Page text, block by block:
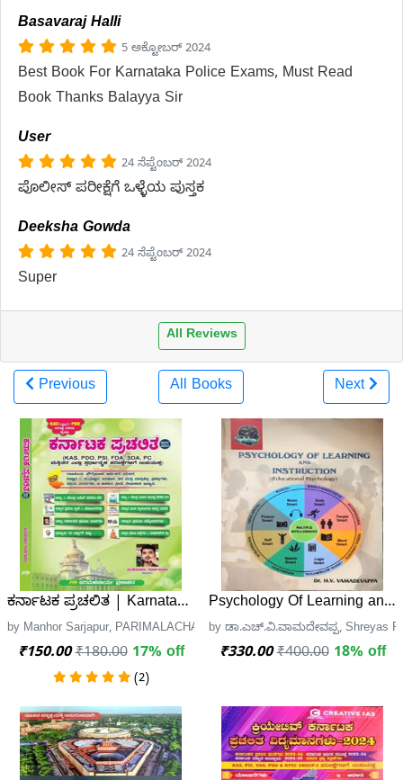
Basavaraj Halli
5 ಅಕ್ಟೋಬರ್ 2024
Best Book For Karnataka Police Exams, Must Read
Book Thanks Balayya Sir
User
24 ಸೆಪ್ಟೆಂಬರ್ 2024
ಪೊಲೀಸ್ ಪರೀಕ್ಷೆಗೆ ಒಳ್ಳೆಯ ಪುಸ್ತಕ
Deeksha Gowda
24 ಸೆಪ್ಟೆಂಬರ್ 2024
Super
All Reviews
Previous All Books Next
ಕರ್ನಾಟಕ ಪ್ರಚಲಿತ | Karnataka Current Affairs | ಮನೋಹರ
by Manhor Sarjapur, PARIMALACHARYA PRAKASHANA
₹150.00 ₹180.00 17% off
(2)
Psychology Of Learning and
by ಡಾ.ಎಚ್.ವಿ.ವಾಮದೇವಪ್ಪ, Shreyas
₹330.00 ₹400.00 18% off